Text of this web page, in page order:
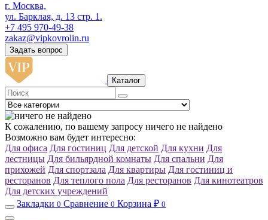
г. Москва,
ул. Барклая, д. 13 стр. 1.
+7 495 970-49-38
zakaz@vipkovrolin.ru
Задать вопрос
Каталог
К сожалению, по вашему запросу ничего не найдено
Возможно вам будет интересно:
Для офиса Для гостиниц Для детской Для кухни Для
лестницы Для бильярдной комнаты Для спальни Для
прихожей Для спортзала Для квартиры Для гостиниц и
ресторанов Для теплого пола Для ресторанов Для кинотеатров
Для детских учреждений
Закладки 0 Сравнение 0 Корзина ₽ 0